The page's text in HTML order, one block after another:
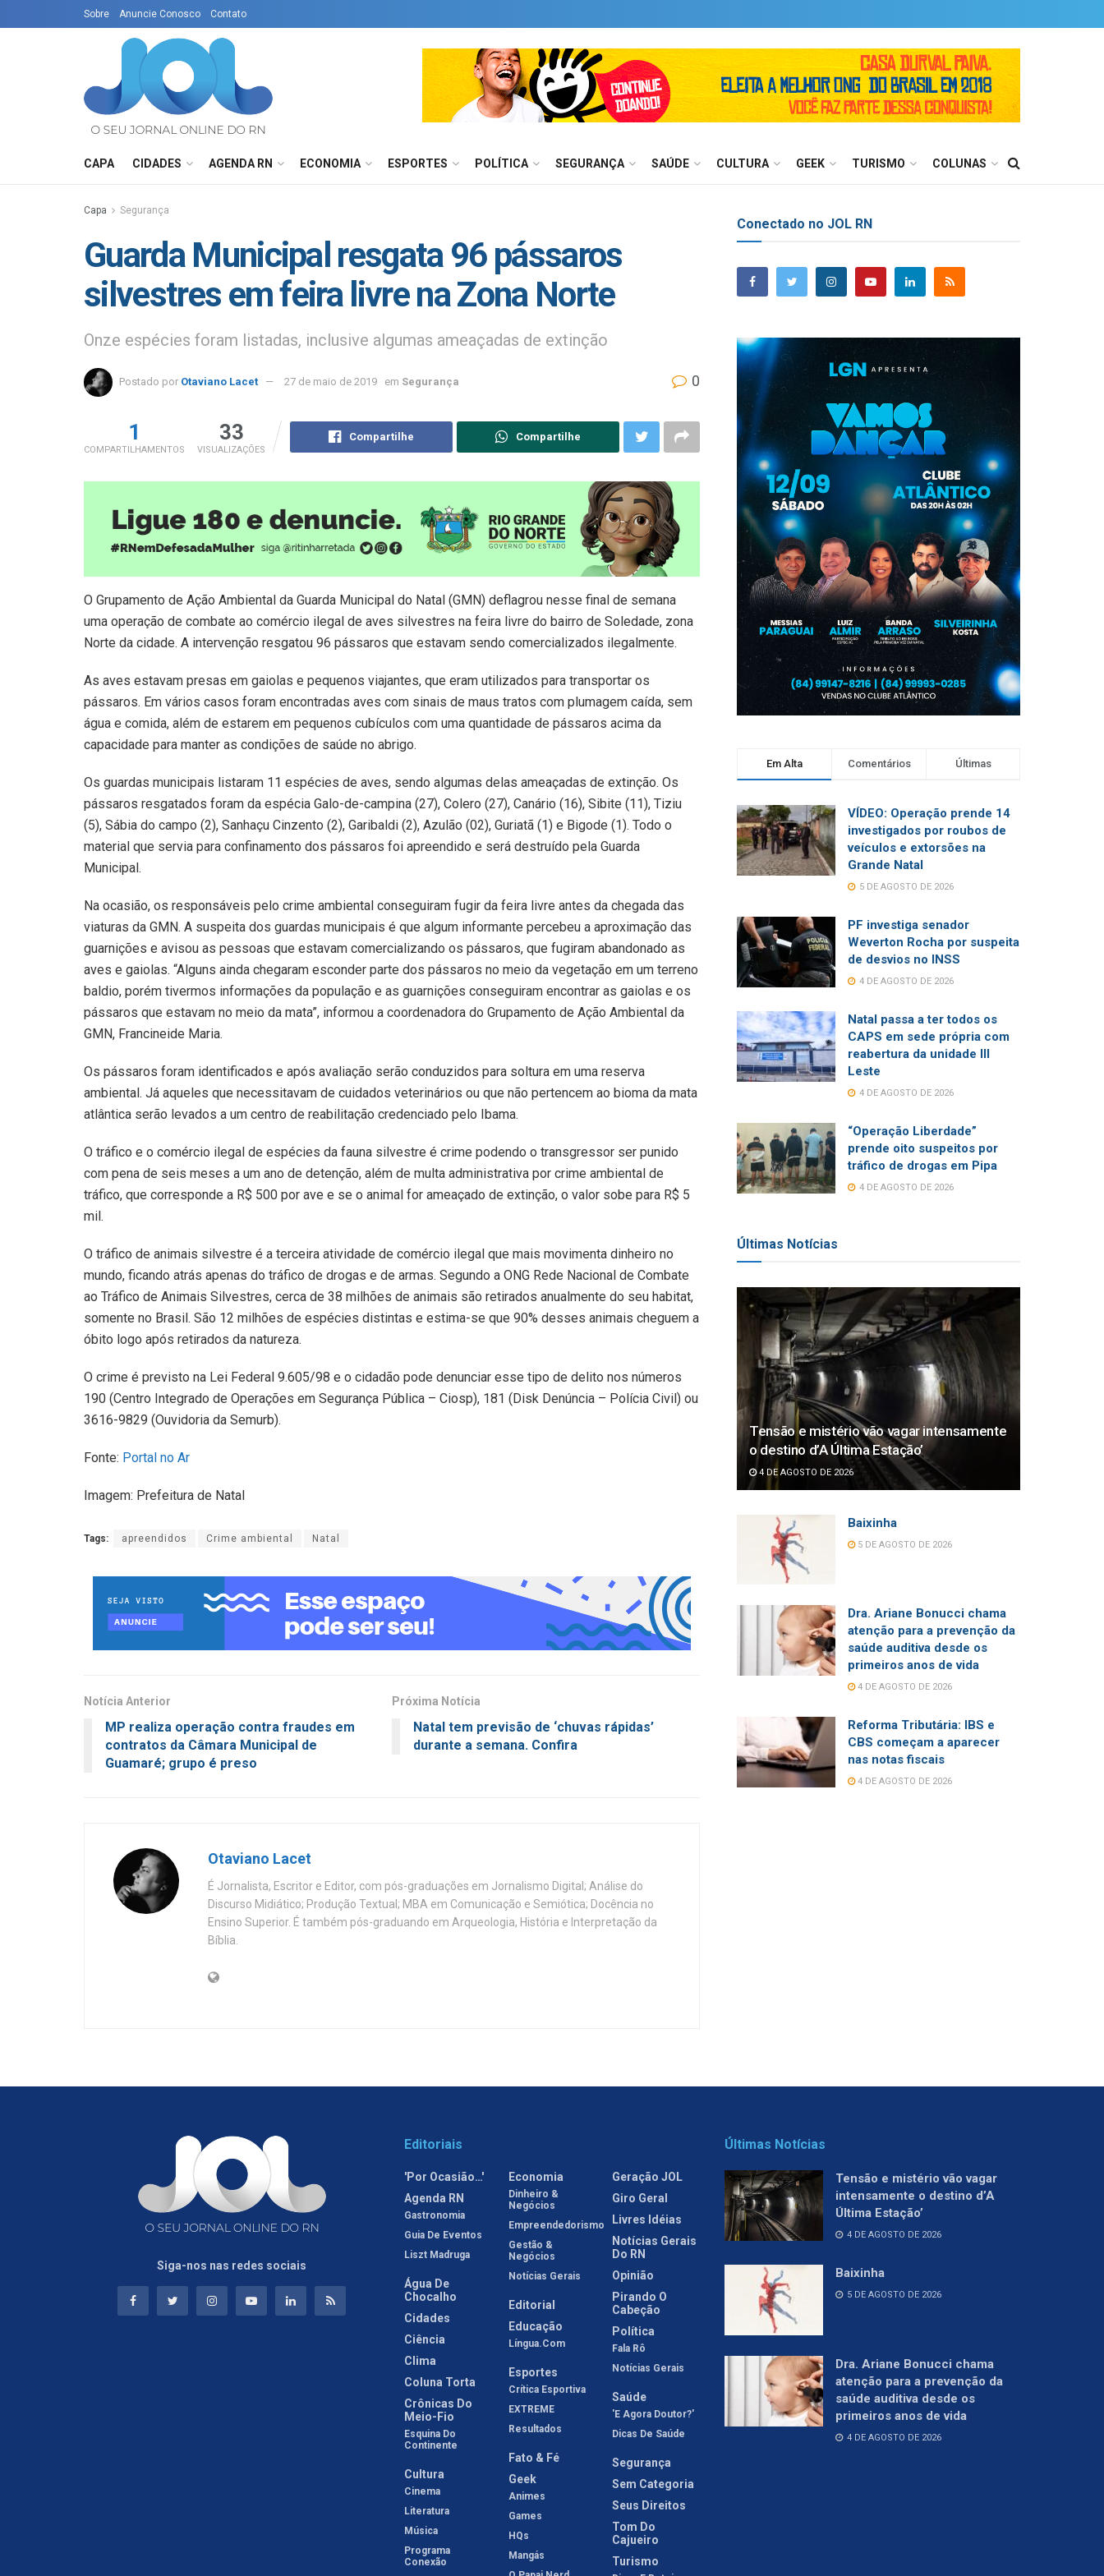
Sobre Anuncie Conosco Contato
CAPA CIDADES AGENDA RN ECONOMIA ESPORTES POLÍTICA SEGURANÇA SAÚDE CULTURA GEEK TURISMO COLUNAS
Capa Segurança
Guarda Municipal resgata 96 pássaros
silvestres em feira livre na Zona Norte
Onze espécies foram listadas, inclusive algumas ameaçadas de extinção
Postado por Otaviano Lacet 27 de maio de 2019 em Segurança 0
1
COMPARTILHAMENTOS
33
VISUALIZAÇÕES
Compartilhe Compartilhe
O Grupamento de Ação Ambiental da Guarda Municipal do Natal (GMN) deflagrou nesse final de semana
uma operação de combate ao comércio ilegal de aves silvestres na feira livre do bairro de Soledade, zona
Norte da cidade. A intervenção resgatou 96 pássaros que estavam sendo comercializados ilegalmente.
As aves estavam presas em gaiolas e pequenos viajantes, que eram utilizados para transportar os
pássaros. Em vários casos foram encontradas aves com sinais de maus tratos com plumagem caída, sem
água e comida, além de estarem em pequenos cubículos com uma quantidade de pássaros acima da
capacidade para manter as condições de saúde no abrigo.
Os guardas municipais listaram 11 espécies de aves, sendo algumas delas ameaçadas de extinção. Os
pássaros resgatados foram da espécia Galo-de-campina (27), Colero (27), Canário (16), Sibite (11), Tiziu
(5), Sábia do campo (2), Sanhaçu Cinzento (2), Garibaldi (2), Azulão (02), Guriatã (1) e Bigode (1). Todo o
material que servia para confinamento dos pássaros foi apreendido e será destruído pela Guarda
Municipal.
Na ocasião, os responsáveis pelo crime ambiental conseguiram fugir da feira livre antes da chegada das
viaturas da GMN. A suspeita dos guardas municipais é que algum informante percebeu a aproximação das
guarnições e avisou as pessoas que estavam comercializando os pássaros, que fugiram abandonado as
aves e gaiolas. “Alguns ainda chegaram esconder parte dos pássaros no meio da vegetação em um terreno
baldio, porém tivermos informações da população e as guarnições conseguiram encontrar as gaiolas e os
pássaros que estavam no meio da mata”, informou a coordenadora do Grupamento de Ação Ambiental da
GMN, Francineide Maria.
Os pássaros foram identificados e após avaliação serão conduzidos para soltura em uma reserva
ambiental. Já aqueles que necessitavam de cuidados veterinários ou que não pertencem ao bioma da mata
atlântica serão levados a um centro de reabilitação credenciado pelo Ibama.
O tráfico e o comércio ilegal de espécies da fauna silvestre é crime podendo o transgressor ser punido
com pena de seis meses a um ano de detenção, além de multa administrativa por crime ambiental de
tráfico, que corresponde a R$ 500 por ave e se o animal for ameaçado de extinção, o valor sobe para R$ 5
mil.
O tráfico de animais silvestre é a terceira atividade de comércio ilegal que mais movimenta dinheiro no
mundo, ficando atrás apenas do tráfico de drogas e de armas. Segundo a ONG Rede Nacional de Combate
ao Tráfico de Animais Silvestres, cerca de 38 milhões de animais são retirados anualmente do seu habitat,
somente no Brasil. São 12 milhões de espécies distintas e estima-se que 90% desses animais cheguem a
óbito logo após retirados da natureza.
O crime é previsto na Lei Federal 9.605/98 e o cidadão pode denunciar esse tipo de delito nos números
190 (Centro Integrado de Operações em Segurança Pública – Ciosp), 181 (Disk Denúncia – Polícia Civil) ou
3616-9829 (Ouvidoria da Semurb).
Fonte: Portal no Ar
Imagem: Prefeitura de Natal
Tags: apreendidos Crime ambiental Natal
Notícia Anterior
MP realiza operação contra fraudes em
contratos da Câmara Municipal de
Guamaré; grupo é preso
Próxima Notícia
Natal tem previsão de ‘chuvas rápidas’
durante a semana. Confira
Otaviano Lacet
É Jornalista, Escritor e Editor, com pós-graduações em Jornalismo Digital; Análise do
Discurso Midiático; Produção Textual; MBA em Comunicação e Semiótica; Docência no
Ensino Superior. É também pós-graduando em Arqueologia, História e Interpretação da
Bíblia.
Conectado no JOL RN
Em Alta Comentários Últimas
VÍDEO: Operação prende 14
investigados por roubos de
veículos e extorsões na
Grande Natal
5 DE AGOSTO DE 2026
PF investiga senador
Weverton Rocha por suspeita
de desvios no INSS
4 DE AGOSTO DE 2026
Natal passa a ter todos os
CAPS em sede própria com
reabertura da unidade III
Leste
4 DE AGOSTO DE 2026
“Operação Liberdade”
prende oito suspeitos por
tráfico de drogas em Pipa
4 DE AGOSTO DE 2026
Últimas Notícias
Tensão e mistério vão vagar intensamente
o destino d’A Última Estação’
4 DE AGOSTO DE 2026
Baixinha
5 DE AGOSTO DE 2026
Dra. Ariane Bonucci chama
atenção para a prevenção da
saúde auditiva desde os
primeiros anos de vida
4 DE AGOSTO DE 2026
Reforma Tributária: IBS e
CBS começam a aparecer
nas notas fiscais
4 DE AGOSTO DE 2026
Siga-nos nas redes sociais
Editoriais
'Por Ocasião…'
Agenda RN
Gastronomia
Guia De Eventos
Liszt Madruga
Água De
Chocalho
Cidades
Ciência
Clima
Coluna Torta
Crônicas Do
Meio-Fio
Esquina Do
Continente
Cultura
Cinema
Literatura
Música
Programa
Conexão
Economia
Dinheiro &
Negócios
Empreendedorismo
Gestão &
Negócios
Notícias Gerais
Editorial
Educação
Língua.com
Esportes
Crítica Esportiva
EXTREME
Resultados
Fato & Fé
Geek
Animes
Games
HQs
Mangás
Geração JOL
Giro Geral
Livres Idéias
Notícias Gerais
Do RN
Opinião
Pirando O
Cabeção
Política
Fala Rô
Notícias Gerais
Saúde
'E Agora Doutor?'
Dicas De Saúde
Segurança
Sem Categoria
Seus Direitos
Tom Do
Cajueiro
Turismo
Últimas Notícias
Tensão e mistério vão vagar
intensamente o destino d’A
Última Estação’
4 DE AGOSTO DE 2026
Baixinha
5 DE AGOSTO DE 2026
Dra. Ariane Bonucci chama
atenção para a prevenção da
saúde auditiva desde os
primeiros anos de vida
4 DE AGOSTO DE 2026